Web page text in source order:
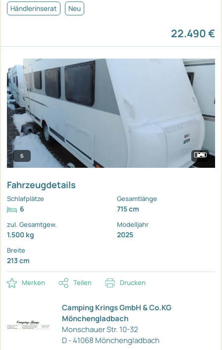
Händlerinserat Neu
22.490 €
6
Fahrzeugdetails
Schlafplätze
6
Gesamtlänge
715 cm
zul. Gesamtgew.
1.500 kg
Modelljahr
2025
Breite
213 cm
Merken Teilen Drucken
Camping Krings GmbH & Co.KG
Mönchengladbach
Monschauer Str. 10-32
D - 41068 Mönchengladbach